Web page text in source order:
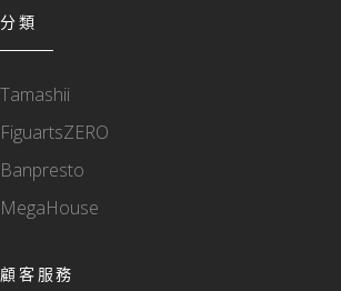
分類
Tamashii
FiguartsZERO
Banpresto
MegaHouse
顧客服務